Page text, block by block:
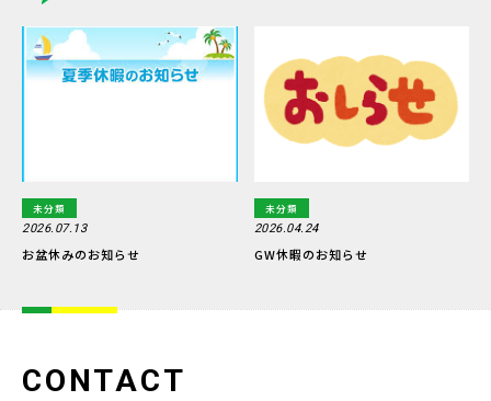
未分類
2026.07.13
お盆休みのお知らせ
未分類
2026.04.24
GW休暇のお知らせ
CONTACT